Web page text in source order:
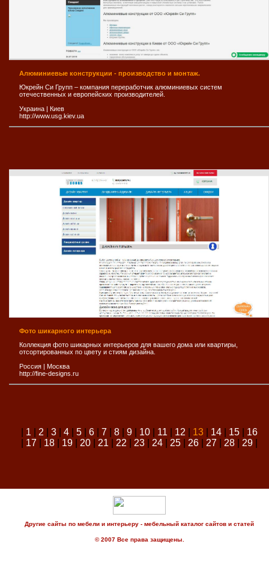
Алюминиевые конструкции - производство и монтаж.
Юкрейн Си Групп – компания переработчик алюминиевых систем
отечественных и европейских производителей.
Украина | Киев
http://www.usg.kiev.ua
Фото шикарного интерьера
Коллекция фото шикарных интерьеров для вашего дома или квартиры,
отсортированных по цвету и стиям дизайна.
Россия | Москва
http://fine-designs.ru
1 2 3| 4| 5| 6| 7| 8| 9| 10| 11 12 13 14| 15| 16
17| 18| 19| 20| 21 22 23| 24| 25| 26| 27| 28| 29|
Другие сайты по мебели и интерьеру - мебельный каталог сайтов и статей
© 2007 Все права защищены.